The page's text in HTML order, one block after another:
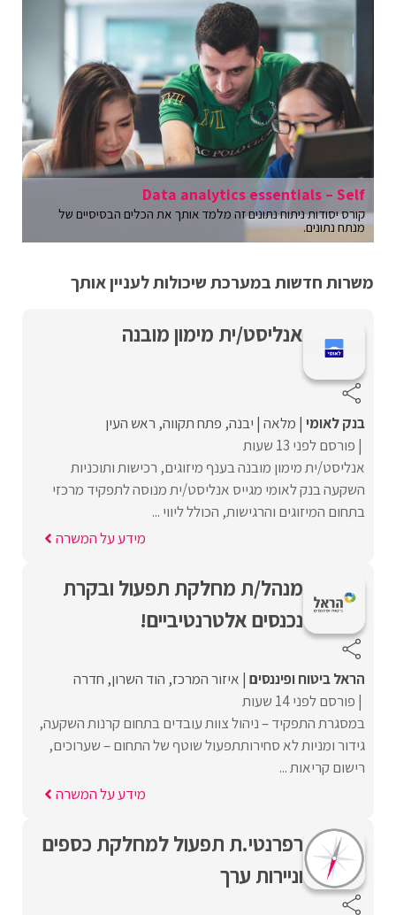
Data analytics essentials – Self
קורס יסודות ניתוח נתונים זה מלמד אותך את הכלים הבסיסיים של
מנתח נתונים.
משרות חדשות במערכת שיכולות לעניין אותך
אנליסט/ית מימון מובנה
בנק לאומי מלאה יבנה פתח תקווה ראש העין
פורסם לפני 13 שעות
אנליסט/ית מימון מובנה בענף מיזוגים, רכישות ותוכניות
השקעה בנק לאומי מגייס אנליסט/ית מנוסה לתפקיד מרכזי
בתחום המיזוגים והרגישות, הכולל ליווי ...
מידע על המשרה
מנהל/ת מחלקת תפעול ובקרת
נכנסים אלטרנטיביים!
הראל ביטוח ופיננסים איזור המרכז הוד השרון חדרה
פורסם לפני 14 שעות
במסגרת התפקיד – ניהול צוות עובדים בתחום קרנות השקעה,
גידור ומניות לא סחירותתפעול שוטף של התחום – שערוכים,
רישום קריאות ...
מידע על המשרה
רפרנטי.ת תפעול למחלקת כספים
וניירות ערך